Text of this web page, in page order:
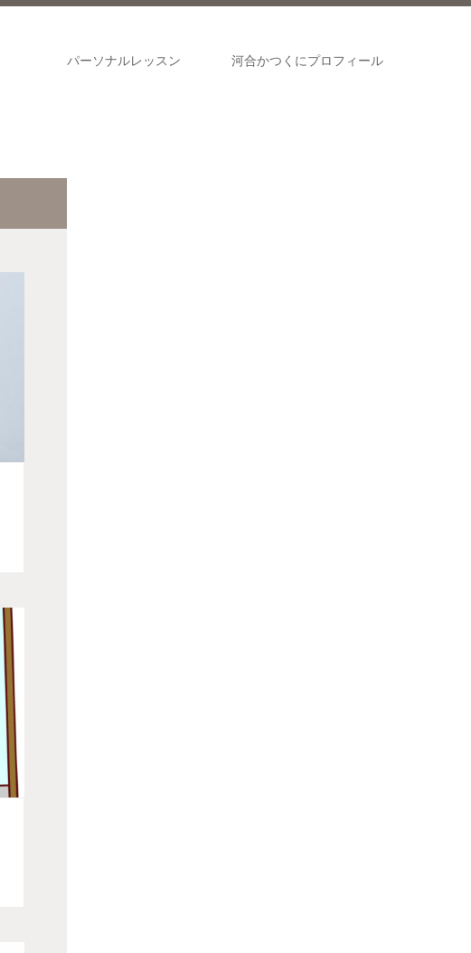
パーソナルレッスン 河合かつくにプロフィール